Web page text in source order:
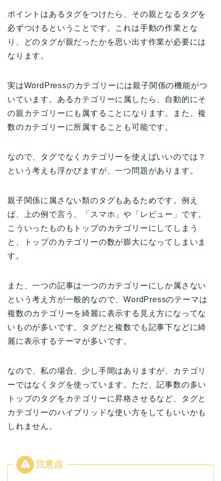
ポイントはあるタグをつけたら、その親となるタグを
必ずつけるということです。これは手動の作業とな
り、どのタグが親だったかを思い出す作業が必要には
なります。
実はWordPressのカテゴリーには親子関係の機能がつ
いています。あるカテゴリーに属したら、自動的にそ
の親カテゴリーにも属することになります。また、複
数のカテゴリーに所属することも可能です。
なので、タグでなくカテゴリーを使えばいいのでは？
という考えも浮かびますが、一つ問題があります。
親子関係に属さない類のタグもあるためです。例え
ば、上の例で言う、「スマホ」や「レビュー」です。
こういったものもトップのカテゴリーにしてしまう
と、トップのカテゴリーの数が膨大になってしまいま
す。
また、一つの記事は一つのカテゴリーにしか属さない
という考え方が一般的なので、WordPressのテーマは
複数のカテゴリーを綺麗に表示する見え方になってな
いものが多いです。タグだと複数でも記事下などに綺
麗に表示するテーマが多いです。
なので、私の場合、少し手間はありますが、カテゴリ
ーではなくタグを使っています。ただ、記事数の多い
トップのタグをカテゴリーに昇格させるなど、タグと
カテゴリーのハイブリッドな使い方をしてもいいかも
しれません。